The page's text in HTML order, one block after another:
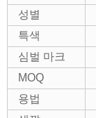
성별
특색
심벌 마크
MOQ
용법